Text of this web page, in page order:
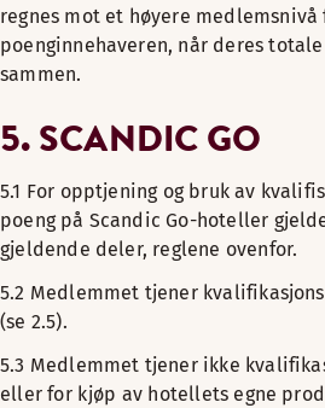
regnes mot et høyere
poenginnehaveren, når deres
sammen.
5. SCANDIC GO
5.1 For opptjening og bruk av
poeng på Scandic Go-hoteller
gjeldende deler, reglene ovenfor.
5.2 Medlemmet tjener
(se 2.5).
5.3 Medlemmet tjener ikke
eller for kjøp av hotellets egne